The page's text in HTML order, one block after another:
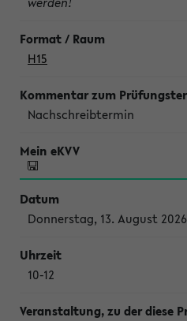
H15
Nachschreibtermin
Donnerstag, 13. August 2026
10-12